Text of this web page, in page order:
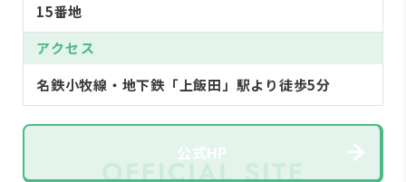
15番地
アクセス
名鉄小牧線・地下鉄「上飯田」駅より徒歩5分
公式HP